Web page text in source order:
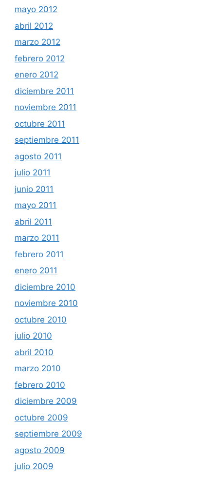
mayo 2012
abril 2012
marzo 2012
febrero 2012
enero 2012
diciembre 2011
noviembre 2011
octubre 2011
septiembre 2011
agosto 2011
julio 2011
junio 2011
mayo 2011
abril 2011
marzo 2011
febrero 2011
enero 2011
diciembre 2010
noviembre 2010
octubre 2010
julio 2010
abril 2010
marzo 2010
febrero 2010
diciembre 2009
octubre 2009
septiembre 2009
agosto 2009
julio 2009